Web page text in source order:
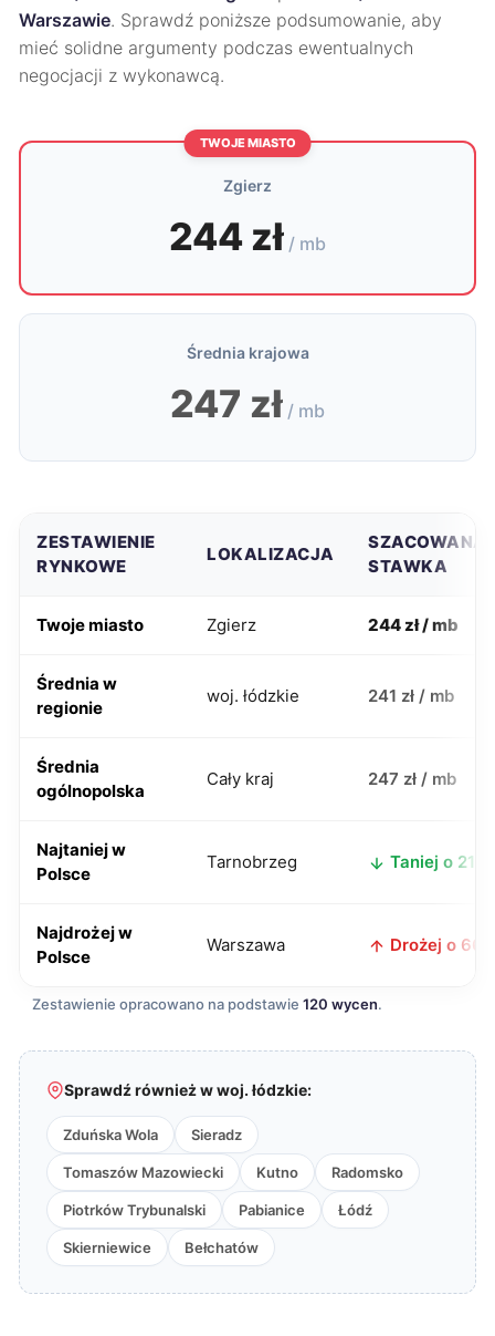
Warszawie. Sprawdź poniższe podsumowanie, aby
mieć solidne argumenty podczas ewentualnych
negocjacji z wykonawcą.
TWOJE MIASTO
Zgierz
244 zł / mb
Średnia krajowa
247 zł / mb
ZESTAWIENIE
RYNKOWE
LOKALIZACJA
SZACOWANA
STAWKA
Twoje miasto Zgierz 244 zł / mb
Średnia w
regionie
woj. łódzkie 241 zł / mb
Średnia
ogólnopolska
Cały kraj 247 zł / mb
Najtaniej w
Polsce
Tarnobrzeg Taniej o 21 zł
Najdrożej w
Polsce
Warszawa Drożej o 66
Zestawienie opracowano na podstawie 120 wycen.
Sprawdź również w woj. łódzkie:
Zduńska Wola Sieradz
Tomaszów Mazowiecki Kutno Radomsko
Piotrków Trybunalski Pabianice Łódź
Skierniewice Bełchatów